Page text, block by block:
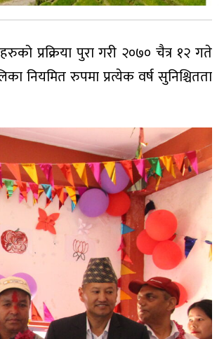
प्रक्रिया पुरा गरी २०७० चैत्र १२ गते
नियमित रुपमा प्रत्येक वर्ष सुनिश्चितता